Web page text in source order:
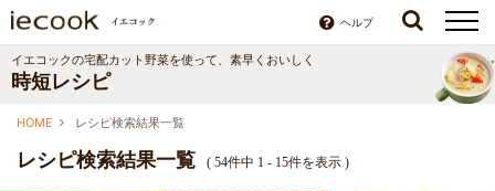
ヘルプ
イエコックの宅配カット野菜を使って、素早くおいしく
時短レシピ
HOME レシピ検索結果一覧
レシピ検索結果一覧 ( 54件中 1 - 15件を表示 )